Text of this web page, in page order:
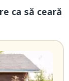
ca să ceară